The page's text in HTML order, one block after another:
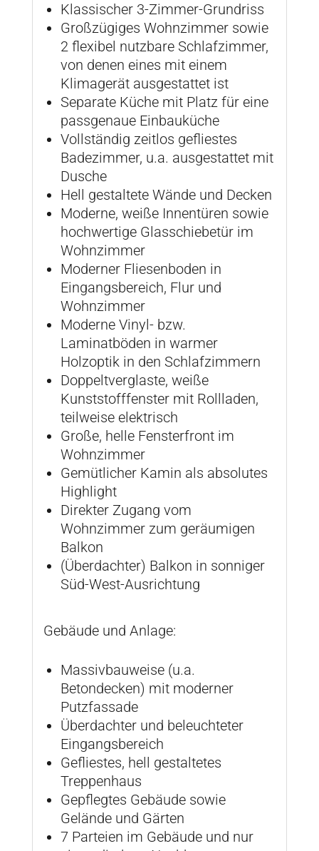
Klassischer 3-Zimmer-Grundriss
Großzügiges Wohnzimmer sowie
2 flexibel nutzbare Schlafzimmer,
von denen eines mit einem
Klimagerät ausgestattet ist
Separate Küche mit Platz für eine
passgenaue Einbauküche
Vollständig zeitlos gefliestes
Badezimmer, u.a. ausgestattet mit
Dusche
Hell gestaltete Wände und Decken
Moderne, weiße Innentüren sowie
hochwertige Glasschiebetür im
Wohnzimmer
Moderner Fliesenboden in
Eingangsbereich, Flur und
Wohnzimmer
Moderne Vinyl- bzw.
Laminatböden in warmer
Holzoptik in den Schlafzimmern
Doppeltverglaste, weiße
Kunststofffenster mit Rollladen,
teilweise elektrisch
Große, helle Fensterfront im
Wohnzimmer
Gemütlicher Kamin als absolutes
Highlight
Direkter Zugang vom
Wohnzimmer zum geräumigen
Balkon
(Überdachter) Balkon in sonniger
Süd-West-Ausrichtung
Gebäude und Anlage:
Massivbauweise (u.a.
Betondecken) mit moderner
Putzfassade
Überdachter und beleuchteter
Eingangsbereich
Gefliestes, hell gestaltetes
Treppenhaus
Gepflegtes Gebäude sowie
Gelände und Gärten
7 Parteien im Gebäude und nur